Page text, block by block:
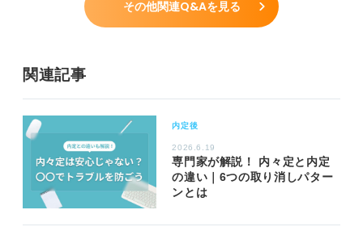
その他関連Q&Aを見る
関連記事
内定後
2026.6.19
専門家が解説！ 内々定と内定
の違い｜6つの取り消しパター
ンとは